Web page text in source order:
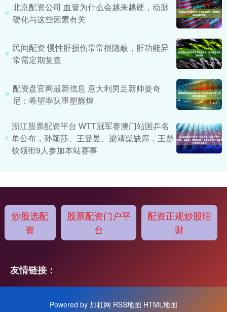
北京配资公司 血管为什么会越来越硬，动脉
硬化与这些因素有关
民间配资 慢性肝损伤常常很隐蔽，肝功能异
常需定期复查
配资盘官网最新信息 意大利男足新帅曼奇
尼：希望率队重塑辉煌
浙江股票配资平台 WTT冠军赛澳门站国乒名
单公布，孙颖莎、王曼昱、梁靖崑缺席，王楚
钦领衔9人参加本站赛事
炒股选配
资
股票配资门户平
台
配资正规炒股理
财
友情链接：
Powered by 加杠网 RSS地图 HTML地图